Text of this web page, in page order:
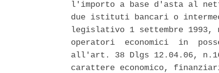
l'importo a base d'asta al
due istituti bancari o
legislativo 1 settembre
operatori  economici  in
all'art. 38 Dlgs 12.04.06,
carattere economico,